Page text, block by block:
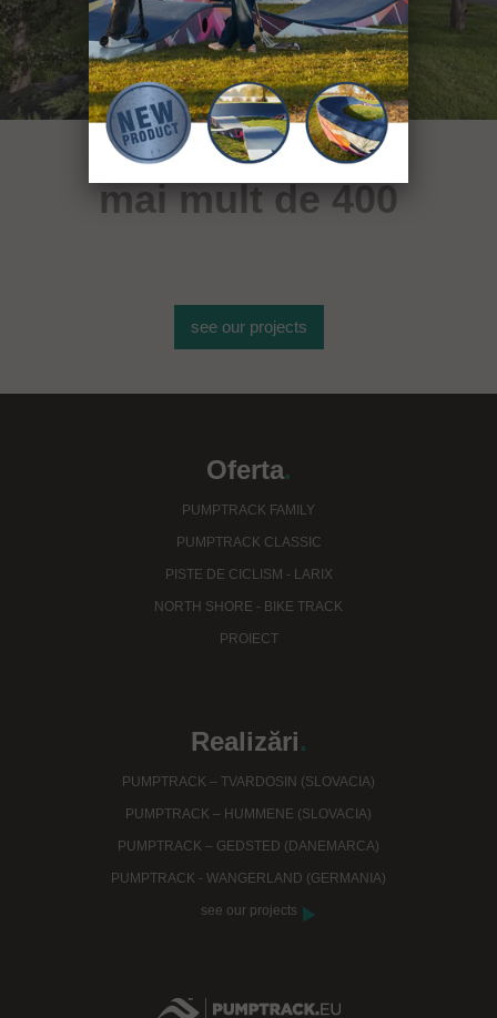
mai mult de 400
see our projects
Oferta.
PUMPTRACK FAMILY
PUMPTRACK CLASSIC
PISTE DE CICLISM - LARIX
NORTH SHORE - BIKE TRACK
PROIECT
Realizări.
PUMPTRACK – TVARDOSIN (SLOVACIA)
PUMPTRACK – HUMMENE (SLOVACIA)
PUMPTRACK – GEDSTED (DANEMARCA)
PUMPTRACK - WANGERLAND (GERMANIA)
see our projects